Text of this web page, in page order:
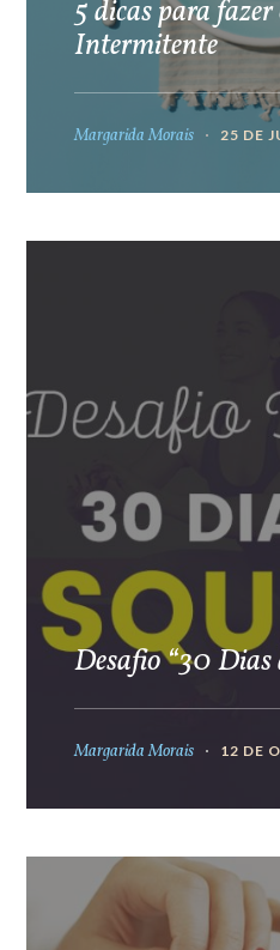
5 dicas para
Intermitente
Margarida Morais 25 DE
Desafio “30 Dias
Margarida Morais 12 DE